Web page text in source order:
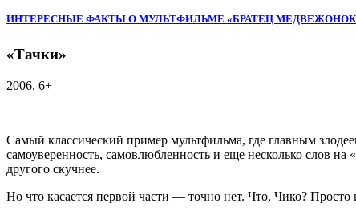
ИНТЕРЕСНЫЕ ФАКТЫ О МУЛЬТФИЛЬМЕ «БРАТЕЦ
«Тачки»
2006, 6+
Самый классический пример мультфильма, где главным
самоуверенность, самовлюбленность и еще несколько слов
другого скучнее.
Но что касается первой части — точно нет. Что, Чико?